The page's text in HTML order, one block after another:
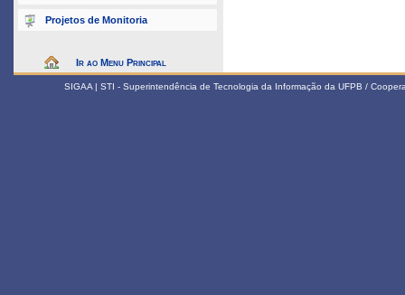
Projetos de Monitoria
Ir ao Menu Principal
SIGAA | STI - Superintendência de Tecnologia da Informação da UFPB /